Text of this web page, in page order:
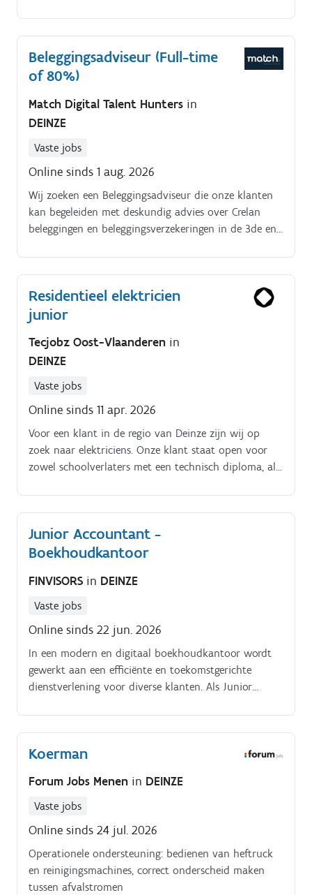
Beleggingsadviseur (Full-time
of 80%)
Match Digital Talent Hunters in
DEINZE
Vaste jobs
Online sinds 1 aug. 2026
Wij zoeken een Beleggingsadviseur die onze klanten
kan begeleiden met deskundig advies over Crelan
beleggingen en beleggingsverzekeringen in de 3de en
Residentieel elektricien
junior
Tecjobz Oost-Vlaanderen in
DEINZE
Vaste jobs
Online sinds 11 apr. 2026
Voor een klant in de regio van Deinze zijn wij op
zoek naar elektriciens. Onze klant staat open voor
zowel schoolverlaters met een technisch diploma, als
Junior Accountant -
Boekhoudkantoor
FINVISORS in DEINZE
Vaste jobs
Online sinds 22 jun. 2026
In een modern en digitaal boekhoudkantoor wordt
gewerkt aan een efficiënte en toekomstgerichte
dienstverlening voor diverse klanten. Als Junior
van cijfers, het optimaliseren van administratieve
processen en het ondersteunen van klanten met
duidelijke inzichten Taken en verantwoordelijkheden:.
processen bij klanten Verwerken, controleren en
analyseren van financiële gegevens Opstellen van
fiscale en administratieve opvolging Meewerken aan
een correcte en tijdige eindejaarsafsluiting in
samenwerking met een Senior Accountant Opbouwen
van een vertrouwensrelatie met klanten en delen van
Koerman
Forum Jobs Menen in DEINZE
Vaste jobs
Online sinds 24 jul. 2026
Operationele ondersteuning: bedienen van heftruck
en reinigingsmachines, correct onderscheid maken
tussen afvalstromen